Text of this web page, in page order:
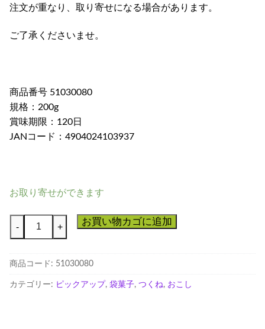
注文が重なり、取り寄せになる場合があります。
ご了承くださいませ。
商品番号 51030080
規格：200g
賞味期限：120日
JANコード：4904024103937
お取り寄せができます
ツ
バ
- + お買い物カゴに追加
商品コード: 51030080
カテゴリー: ピックアップ, 袋菓子, つくね, おこし